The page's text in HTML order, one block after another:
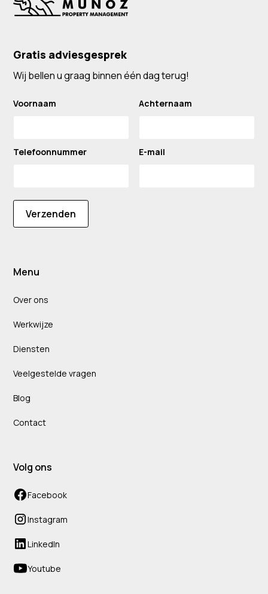
Gratis adviesgesprek
Wij bellen u graag binnen één dag terug!
Voornaam Achternaam
Telefoonnummer E-mail
Verzenden
Menu
Over ons
Werkwijze
Diensten
Veelgestelde vragen
Blog
Contact
Volg ons
Facebook
Instagram
LinkedIn
Youtube